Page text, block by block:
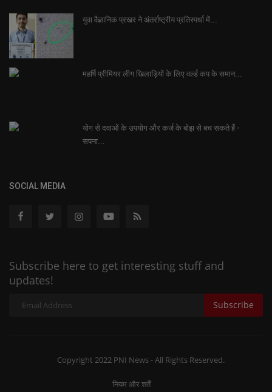
युवा वैज्ञानिक प्रखर ने अंतर्राष्ट्रीय प्रतिस्पर्धा में...
महर्षि प्रीमियर लीग खिलाड़ियों के लिए वर्ल्ड कप के समान...
योग से दवाओं के उपयोग और कर्ज के बोझ से बच सकते हैं -
सपना...
SOCIAL MEDIA
Subscribe here to get interesting stuff and
updates!
Subscribe
Copyright 2022 PNI News - All Rights Reserved.
नियम और शर्तें